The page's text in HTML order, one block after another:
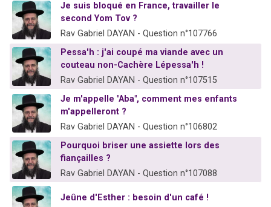
Je suis bloqué en France, travailler le
second Yom Tov ?
Rav Gabriel DAYAN - Question n°107766
Pessa'h : j'ai coupé ma viande avec un
couteau non-Cachère Lépessa'h !
Rav Gabriel DAYAN - Question n°107515
Je m'appelle "Aba", comment mes enfants
m'appelleront ?
Rav Gabriel DAYAN - Question n°106802
Pourquoi briser une assiette lors des
fiançailles ?
Rav Gabriel DAYAN - Question n°107088
Jeûne d'Esther : besoin d'un café !